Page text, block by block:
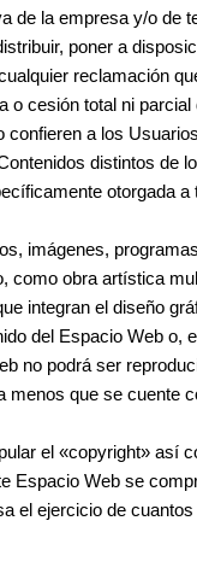
de la empresa y/o
poner a
reclamación
o cesión total ni
a los
distintos de
otorgada
imágenes,
obra artística
integran el diseño
del Espacio Web
no podrá ser
que se cuente
el «copyright»
Espacio Web se
el ejercicio de